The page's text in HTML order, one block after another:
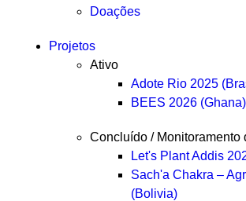
Doações
Projetos
Ativo
Adote Rio 2025
BEES 2026 (Ghana)
Concluído / Monitoramento
Let's Plant Addis
Sach'a Chakra –
(Bolivia)